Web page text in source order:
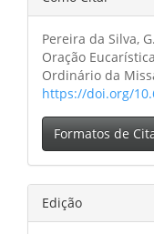
do
artigo
Pereira da Silva,
Oração
Ordinário da
https://doi.org/
Formatos de
Edição